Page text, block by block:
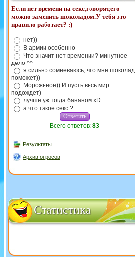
Если нет времени на секс,говорят,его
можно заменить шоколадом.У тебя это
правило работает? :)
нет))
В армии особенно
Что значит нет времении? минутное
дело ^^
я сильно сомневаюсь, что мне шоколад
поможет))
Мороженое)) И пусть весь мир
подождет)
лучше уж тогда бананом xD
а что такое секс ?
Всего ответов: 83
Результаты
Архив опросов
Статистика